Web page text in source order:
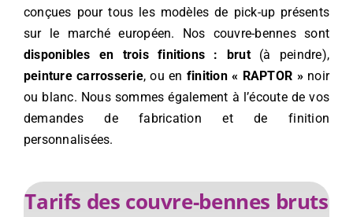
conçues pour tous les modèles de pick-up présents
sur le marché européen. Nos couvre-bennes sont
disponibles en trois finitions :
brut(à peindre),
peinture carrosserie, ou en finition « RAPTOR »noir
ou blanc. Nous sommes également à l’écoute de vos
demandes de fabrication et de finition
personnalisées.
Tarifs des couvre-bennes bruts